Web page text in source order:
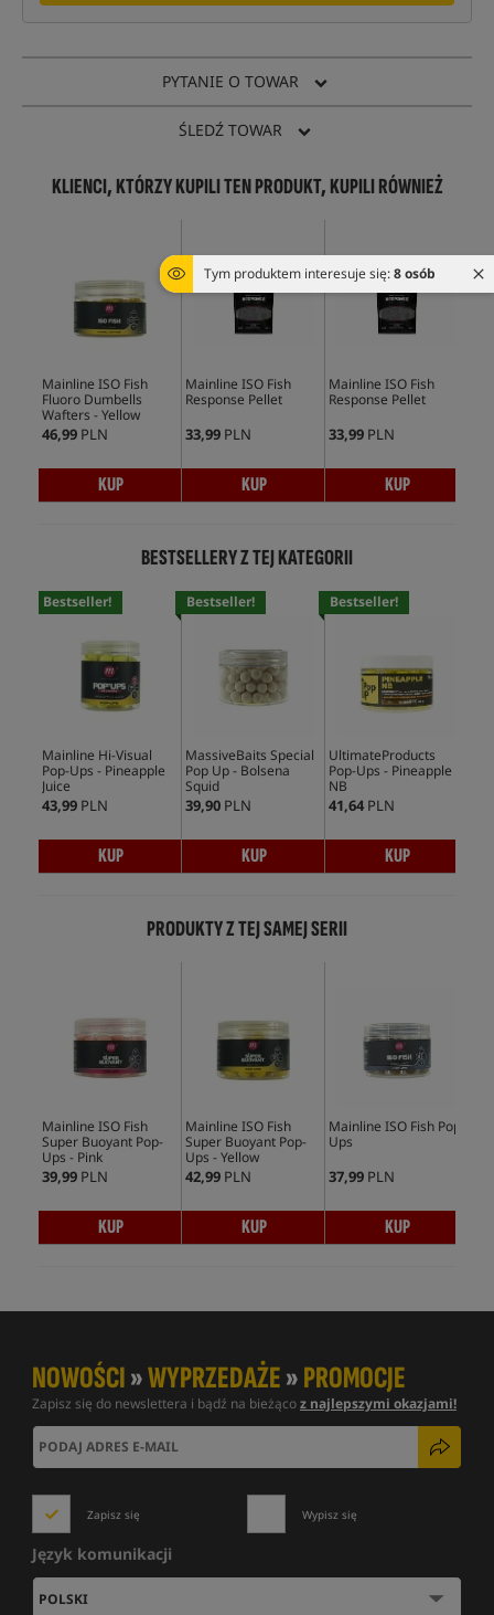
Tym produktem interesuje się:8 osób
PYTANIE O TOWAR
ŚLEDŹ TOWAR
KLIENCI, KTÓRZY KUPILI TEN PRODUKT, KUPILI RÓWNIEŻ
Mainline ISO Fish
Fluoro Dumbells
Wafters - Yellow
46,99 PLN
KUP
Mainline ISO Fish
Response Pellet
33,99 PLN
KUP
Mainline ISO Fish
Response Pellet
33,99 PLN
KUP
BESTSELLERY Z TEJ KATEGORII
Bestseller!
Mainline Hi-Visual
Pop-Ups - Pineapple
Juice
43,99 PLN
KUP
Bestseller!
MassiveBaits Special
Pop Up - Bolsena
Squid
39,90 PLN
KUP
Bestseller!
UltimateProducts
Pop-Ups - Pineapple
NB
41,64 PLN
KUP
PRODUKTY Z TEJ SAMEJ SERII
Mainline ISO Fish
Super Buoyant Pop-
Ups - Pink
39,99 PLN
KUP
Mainline ISO Fish
Super Buoyant Pop-
Ups - Yellow
42,99 PLN
KUP
Mainline ISO Fish Pop-
Ups
37,99 PLN
KUP
NOWOŚCI»WYPRZEDAŻE»PROMOCJE
Zapisz się do newslettera i bądź na bieżącoz najlepszymi okazjami!
Zapisz się Wypisz się
Język komunikacji